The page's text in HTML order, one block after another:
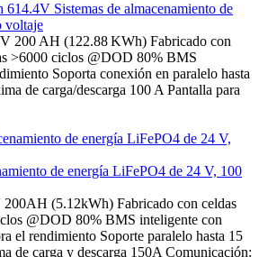
Sistemas de almacenamiento de
voltaje
200 AH (122.88 KWh) Fabricado con
>6000 ciclos @DOD 80% BMS
Soporta conexión en paralelo hasta
de carga/descarga 100 A Pantalla para
de energía LiFePO4 de 24 V, 100
(5.12kWh) Fabricado con celdas
@DOD 80% BMS inteligente con
el rendimiento Soporte paralelo hasta 15
de carga y descarga 150A Comunicación: